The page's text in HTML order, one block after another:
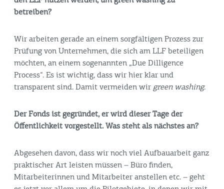
betreiben?
Wir arbeiten gerade an einem sorgfältigen Prozess zur
Prüfung von Unternehmen, die sich am LLF beteiligen
möchten, an einem sogenannten „Due Dilligence
Process“. Es ist wichtig, dass wir hier klar und
transparent sind. Damit vermeiden wir green washing.
Der Fonds ist gegründet, er wird dieser Tage der
Öffentlichkeit vorgestellt. Was steht als nächstes an?
Abgesehen davon, dass wir noch viel Aufbauarbeit ganz
praktischer Art leisten müssen – Büro finden,
Mitarbeiterinnen und Mitarbeiter anstellen etc. – geht